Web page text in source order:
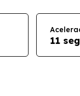
11 seg